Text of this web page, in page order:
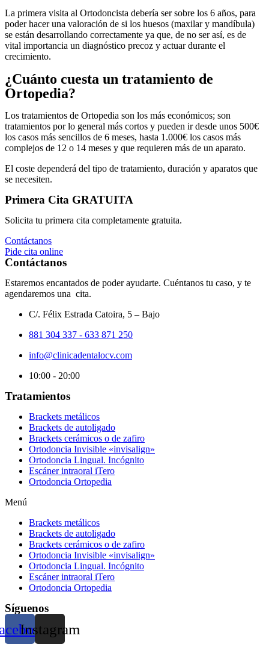
La primera visita al Ortodoncista debería ser sobre los 6 años, para
poder hacer una valoración de si los huesos (maxilar y mandíbula)
se están desarrollando correctamente ya que, de no ser así, es de
vital importancia un diagnóstico precoz y actuar durante el
crecimiento.
¿Cuánto cuesta un tratamiento de
Ortopedia?
Los tratamientos de Ortopedia son los más económicos; son
tratamientos por lo general más cortos y pueden ir desde unos 500€
los casos más sencillos de 6 meses, hasta 1.000€ los casos más
complejos de 12 o 14 meses y que requieren más de un aparato.
El coste dependerá del tipo de tratamiento, duración y aparatos que
se necesiten.
Primera Cita GRATUITA
Solicita tu primera cita completamente gratuita.
Contáctanos
Pide cita online
Contáctanos
Estaremos encantados de poder ayudarte. Cuéntanos tu caso, y te
agendaremos una cita.
C/. Félix Estrada Catoira, 5 – Bajo
881 304 337 - 633 871 250
info@clinicadentalocv.com
10:00 - 20:00
Tratamientos
Brackets metálicos
Brackets de autoligado
Brackets cerámicos o de zafiro
Ortodoncia Invisible «invisalign»
Ortodoncia Lingual. Incógnito
Escáner intraoral iTero
Ortodoncia Ortopedia
Menú
Brackets metálicos
Brackets de autoligado
Brackets cerámicos o de zafiro
Ortodoncia Invisible «invisalign»
Ortodoncia Lingual. Incógnito
Escáner intraoral iTero
Ortodoncia Ortopedia
Síguenos
Instagram